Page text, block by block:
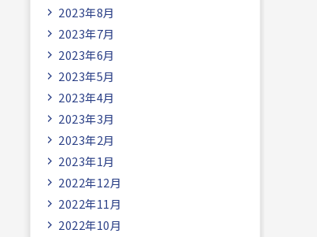
2023年8月
2023年7月
2023年6月
2023年5月
2023年4月
2023年3月
2023年2月
2023年1月
2022年12月
2022年11月
2022年10月